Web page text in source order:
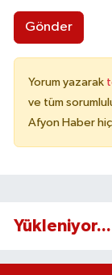
Gönder
Yorum yazarak
ve tüm
Afyon Haber
Yükleniyor...